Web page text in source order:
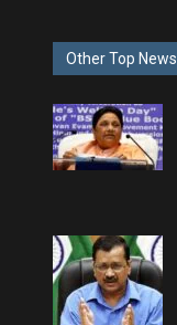
Other Top News